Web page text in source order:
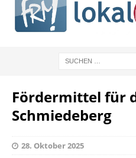
Fördermittel für
Schmiedeberg
28. Oktober 2025